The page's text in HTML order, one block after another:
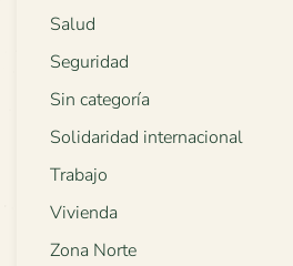
Salud
Seguridad
Sin categoría
Solidaridad internacional
Trabajo
Vivienda
Zona Norte